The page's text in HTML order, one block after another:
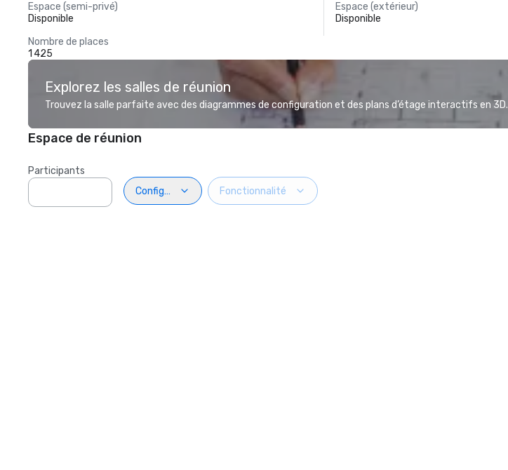
Espace (semi-privé)
Disponible
Espace (extérieur)
Disponible
Nombre de places
1 425
Explorez les salles de réunion
Trouvez la salle parfaite avec des diagrammes de configuration et des plans d’étage interactifs en 3D.
Espace de réunion
Participants
Configuration
Fonctionnalité